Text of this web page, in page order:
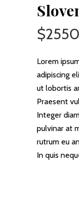
$2550
Lorem
adipiscing
ut lobortis
Praesent
Integer
pulvinar at
rutrum eu
In quis